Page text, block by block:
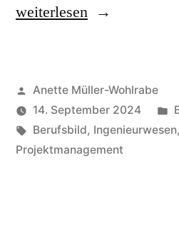
„Berufsbild
und
Perspektiven“
weiterlesen
Veröffentlicht
von
Anette Müller-Wohlrabe
14. September 2024
Schlagwörter:
Berufsbild, Ingenieurwesen,
Projektmanagement